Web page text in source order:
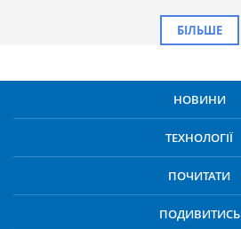
БІЛЬШЕ
НОВИНИ
ТЕХНОЛОГІЇ
ПОЧИТАТИ
ПОДИВИТИСЬ